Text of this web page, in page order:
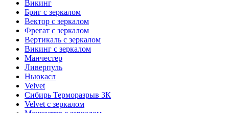
Викинг
Бриг с зеркалом
Вектор с зеркалом
Фрегат с зеркалом
Вертикаль с зеркалом
Викинг с зеркалом
Манчестер
Ливерпуль
Ньюкасл
Velvet
Сибирь Терморазрыв 3К
Velvet с зеркалом